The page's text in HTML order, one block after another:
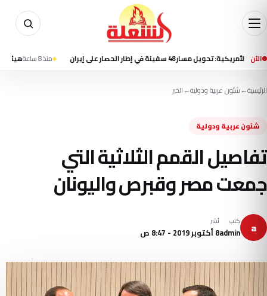
الآنفي إطار الحصار على إيران منذ 8 ساعة هيئة بحرية
الرئيسية←شئون عربية ودولية←الخبر
شئون عربية ودولية
تفاصيل القمم الثلاثية التي
جمعت مصر وقبرص واليونان
a كتب
admin
نُشر
8 أكتوبر 2019 - 8:47 ص